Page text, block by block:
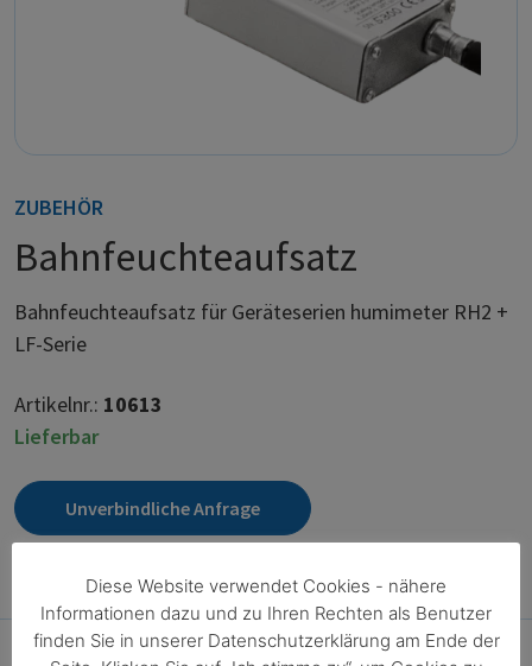
ZUBEHÖR
Bahnfeuchteaufsatz
Bahnfeuchteaufsatz für Geräteserien humimeter RH2 +
LF-Serie
Artikelnr.: 10613
Lieferbar
Unverbindliche Anfrage
Diese Website verwendet Cookies - nähere
Informationen dazu und zu Ihren Rechten als Benutzer
finden Sie in unserer Datenschutzerklärung am Ende der